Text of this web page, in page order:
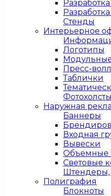
Стенды
Интерьерное
Логотипы
Пресс-
Таблички
Фотохолсты
Наружная
Баннеры
Входная
Вывески
Объемные
Световые
Штендеры,
Полиграфия
Блокноты